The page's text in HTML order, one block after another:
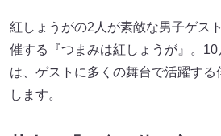
紅しょうがの2人が素敵な男子ゲス
催する『つまみは紅しょうが』。
は、ゲストに多くの舞台で活躍す
します。